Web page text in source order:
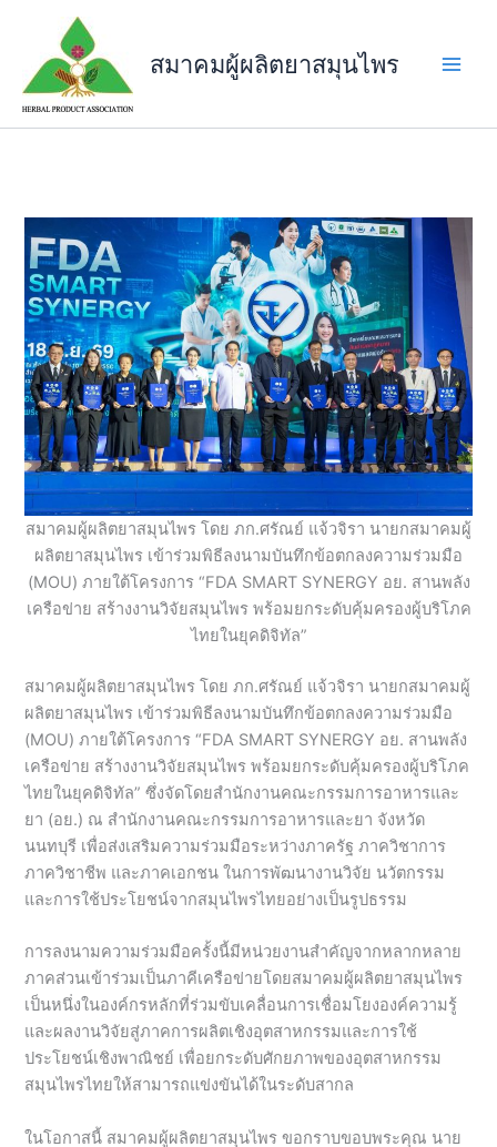
content
สมาคมผู้ผลิตยาสมุนไพร
สมาคมผู้ผลิตยาสมุนไพร โดย ภก.ศรัณย์ แจ้วจิรา นายกสมาคมผู้
ผลิตยาสมุนไพร เข้าร่วมพิธีลงนามบันทึกข้อตกลงความร่วมมือ
(MOU) ภายใต้โครงการ “FDA SMART SYNERGY อย. สานพลัง
เครือข่าย สร้างงานวิจัยสมุนไพร พร้อมยกระดับคุ้มครองผู้บริโภค
ไทยในยุคดิจิทัล”
สมาคมผู้ผลิตยาสมุนไพร โดย ภก.ศรัณย์ แจ้วจิรา นายกสมาคมผู้
ผลิตยาสมุนไพร เข้าร่วมพิธีลงนามบันทึกข้อตกลงความร่วมมือ
(MOU) ภายใต้โครงการ “FDA SMART SYNERGY อย. สานพลัง
เครือข่าย สร้างงานวิจัยสมุนไพร พร้อมยกระดับคุ้มครองผู้บริโภค
ไทยในยุคดิจิทัล” ซึ่งจัดโดยสำนักงานคณะกรรมการอาหารและ
ยา (อย.) ณ สำนักงานคณะกรรมการอาหารและยา จังหวัด
นนทบุรี เพื่อส่งเสริมความร่วมมือระหว่างภาครัฐ ภาควิชาการ
ภาควิชาชีพ และภาคเอกชน ในการพัฒนางานวิจัย นวัตกรรม
และการใช้ประโยชน์จากสมุนไพรไทยอย่างเป็นรูปธรรม
การลงนามความร่วมมือครั้งนี้มีหน่วยงานสำคัญจากหลากหลาย
ภาคส่วนเข้าร่วมเป็นภาคีเครือข่ายโดยสมาคมผู้ผลิตยาสมุนไพร
เป็นหนึ่งในองค์กรหลักที่ร่วมขับเคลื่อนการเชื่อมโยงองค์ความรู้
และผลงานวิจัยสู่ภาคการผลิตเชิงอุตสาหกรรมและการใช้
ประโยชน์เชิงพาณิชย์ เพื่อยกระดับศักยภาพของอุตสาหกรรม
สมุนไพรไทยให้สามารถแข่งขันได้ในระดับสากล
ในโอกาสนี้ สมาคมผู้ผลิตยาสมุนไพร ขอกราบขอบพระคุณ นาย